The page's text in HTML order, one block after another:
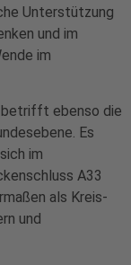
Unterstützung
und im
im
betrifft ebenso die
Es
im
A33
als Kreis-
und